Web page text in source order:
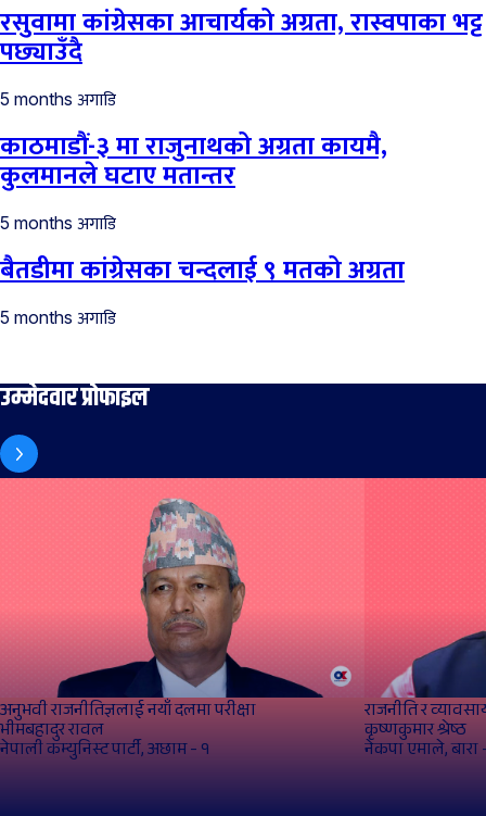
रसुवामा कांग्रेसका आचार्यको अग्रता, रास्वपाका भट्ट
पछ्याउँदै
5 months अगाडि
काठमाडौं-३ मा राजुनाथको अग्रता कायमै,
कुलमानले घटाए मतान्तर
5 months अगाडि
बैतडीमा कांग्रेसका चन्दलाई ९ मतको अग्रता
5 months अगाडि
उम्मेदवार प्रोफाइल
अनुभवी राजनीतिज्ञलाई नयाँ दलमा परीक्षा
भीमबहादुर रावल
नेपाली कम्युनिस्ट पार्टी, अछाम - १
राजनीति र
कृष्णकुमार श्रेष्ठ
नेकपा एमाले, बारा